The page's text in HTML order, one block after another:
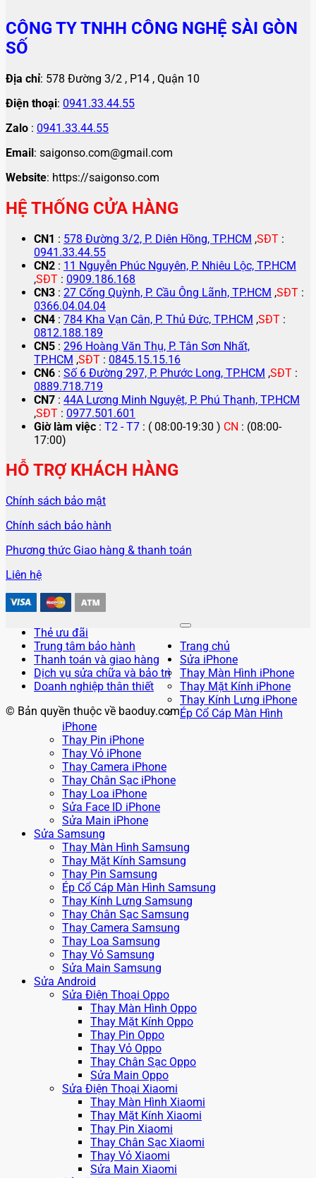
CÔNG TY TNHH CÔNG NGHỆ SÀI GÒN
SỐ
Địa chỉ: 578 Đường 3/2 , P14 , Quận 10
Điện thoại: 0941.33.44.55
Zalo : 0941.33.44.55
Email: saigonso.com@gmail.com
Website: https://saigonso.com
HỆ THỐNG CỬA HÀNG
CN1 : 578 Đường 3/2, P. Diên Hồng, TP.HCM ,SĐT :
0941.33.44.55
CN2 : 11 Nguyễn Phúc Nguyên, P. Nhiêu Lộc, TP.HCM
,SĐT : 0909.186.168
CN3 : 27 Cống Quỳnh, P. Cầu Ông Lãnh, TP.HCM ,SĐT :
0366.04.04.04
CN4 : 784 Kha Vạn Cân, P. Thủ Đức, TP.HCM ,SĐT :
0812.188.189
CN5 : 296 Hoàng Văn Thụ, P. Tân Sơn Nhất,
TP.HCM ,SĐT : 0845.15.15.16
CN6 : Số 6 Đường 297, P. Phước Long, TP.HCM ,SĐT :
0889.718.719
CN7 : 44A Lương Minh Nguyệt, P. Phú Thạnh, TP.HCM
,SĐT : 0977.501.601
Giờ làm việc : T2 - T7 : ( 08:00-19:30 ) CN : (08:00-
17:00)
HỖ TRỢ KHÁCH HÀNG
Chính sách bảo mật
Chính sách bảo hành
Phương thức Giao hàng & thanh toán
Liên hệ
Thẻ ưu đãi
Trung tâm bảo hành
Thanh toán và giao hàng
Dịch vụ sửa chữa và bảo trì
Doanh nghiệp thân thiết
© Bản quyền thuộc về baoduy.com
Trang chủ
Sửa iPhone
Thay Màn Hình iPhone
Thay Mặt Kính iPhone
Thay Kính Lưng iPhone
Ép Cổ Cáp Màn Hình
iPhone
Thay Pin iPhone
Thay Vỏ iPhone
Thay Camera iPhone
Thay Chân Sạc iPhone
Thay Loa iPhone
Sửa Face ID iPhone
Sửa Main iPhone
Sửa Samsung
Thay Màn Hình Samsung
Thay Mặt Kính Samsung
Thay Pin Samsung
Ép Cổ Cáp Màn Hình Samsung
Thay Kính Lưng Samsung
Thay Chân Sạc Samsung
Thay Camera Samsung
Thay Loa Samsung
Thay Vỏ Samsung
Sửa Main Samsung
Sửa Android
Sửa Điện Thoại Oppo
Thay Màn Hình Oppo
Thay Mặt Kính Oppo
Thay Pin Oppo
Thay Vỏ Oppo
Thay Chân Sạc Oppo
Sửa Main Oppo
Sửa Điện Thoại Xiaomi
Thay Màn Hình Xiaomi
Thay Mặt Kính Xiaomi
Thay Pin Xiaomi
Thay Chân Sạc Xiaomi
Thay Vỏ Xiaomi
Sửa Main Xiaomi